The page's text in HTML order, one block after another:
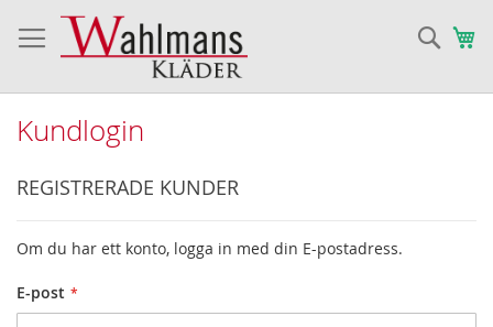
Sök
Kundlogin
REGISTRERADE KUNDER
Om du har ett konto, logga in med din E-postadress.
E-post